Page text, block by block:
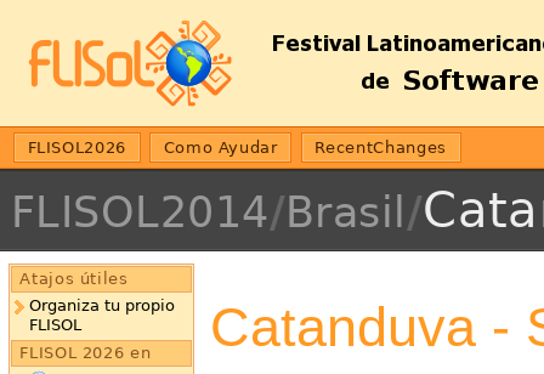
FLISOL2026 Como Ayudar RecentChanges
FLISOL2014/Brasil /
Atajos útiles
Organiza tu propio
FLISOL
FLISOL 2026 en
Catanduva -